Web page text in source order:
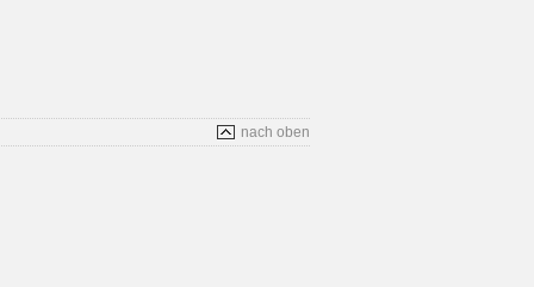
nach oben